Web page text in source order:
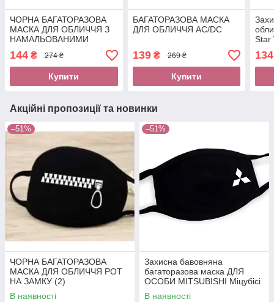
ЧОРНА БАГАТОРАЗОВА
МАСКА ДЛЯ ОБЛИЧЧЯ З
НАМАЛЬОВАНИМИ
ВУСИКАМИ "МІСТЕР"
144 ₴ 274 ₴
Купити
БАГАТОРАЗОВА МАСКА
ДЛЯ ОБЛИЧЧЯ AC/DC
139₴ 269 ₴
Купити
Star
134
Акційні пропозиції та новинки
–51%
ЧОРНА БАГАТОРАЗОВА
МАСКА ДЛЯ ОБЛИЧЧЯ РОТ
НА ЗАМКУ (2)
В наявності
–51%
Захисна бавовняна
багаторазова маска ДЛЯ
ОСОБИ MITSUBISHI Міцубісі
трикотажна двошарова
В наявності